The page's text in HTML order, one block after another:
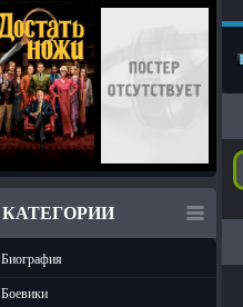
КАТЕГОРИИ
Биография
Боевики